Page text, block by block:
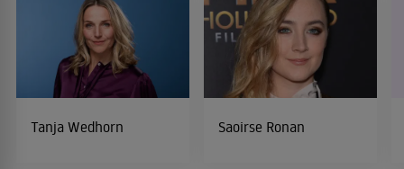
Tanja Wedhorn Saoirse Ronan